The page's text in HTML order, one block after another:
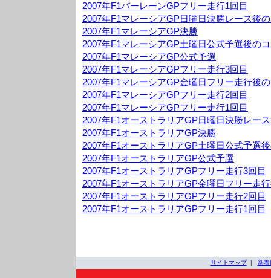
2007年F1バーレーンGPフリー走行1回目
2007年F1マレーシアGP日曜日決勝レース後
2007年F1マレーシアGP決勝
2007年F1マレーシアGP土曜日公式予選後の
2007年F1マレーシアGP公式予選
2007年F1マレーシアGPフリー走行3回目
2007年F1マレーシアGP金曜日フリー走行後
2007年F1マレーシアGPフリー走行2回目
2007年F1マレーシアGPフリー走行1回目
2007年F1オーストラリアGP日曜日決勝レー
2007年F1オーストラリアGP決勝
2007年F1オーストラリアGP土曜日公式予選
2007年F1オーストラリアGP公式予選
2007年F1オーストラリアGPフリー走行3回目
2007年F1オーストラリアGP金曜日フリー走
2007年F1オーストラリアGPフリー走行2回目
2007年F1オーストラリアGPフリー走行1回目
サイトマップ| 新着